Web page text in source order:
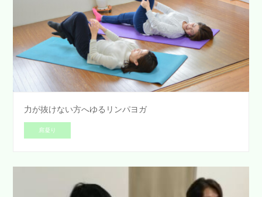
力が抜けない方へゆるリンパヨガ
肩凝り